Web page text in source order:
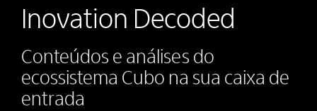
Inovation Decoded
Conteúdos e análises do
ecossistema Cubo na sua caixa de
entrada